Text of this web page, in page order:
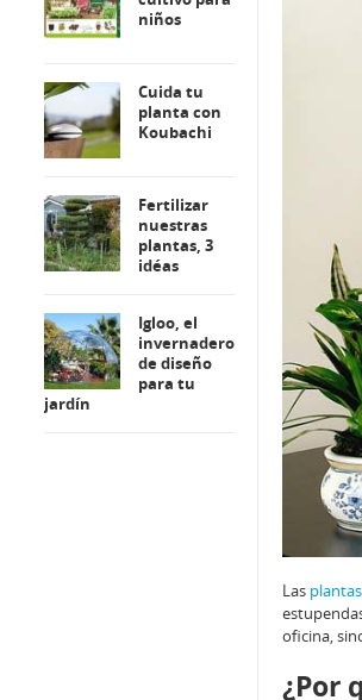
Las plantas
oficina,
¿Por
niños
Cuida tu
planta con
Koubachi
Fertilizar
nuestras
plantas, 3
idéas
Igloo, el
invernadero
de diseño
para tu
jardín